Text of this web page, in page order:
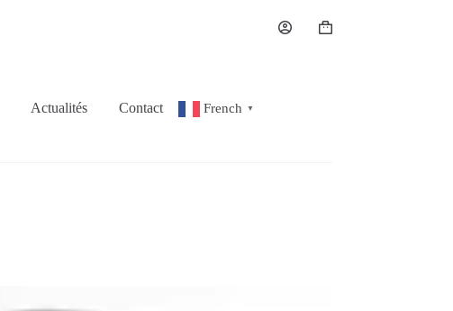
Panier
Actualités Contact French ▼